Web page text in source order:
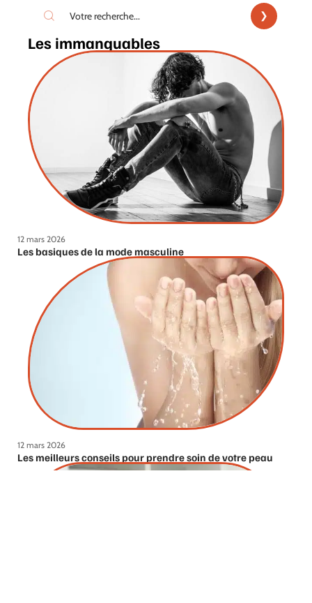
Les immanquables
12 mars 2026
Les basiques de la mode masculine
12 mars 2026
Les meilleurs conseils pour prendre soin de votre peau